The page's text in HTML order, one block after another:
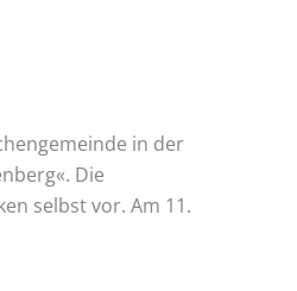
in der
Die
selbst vor. Am 11.